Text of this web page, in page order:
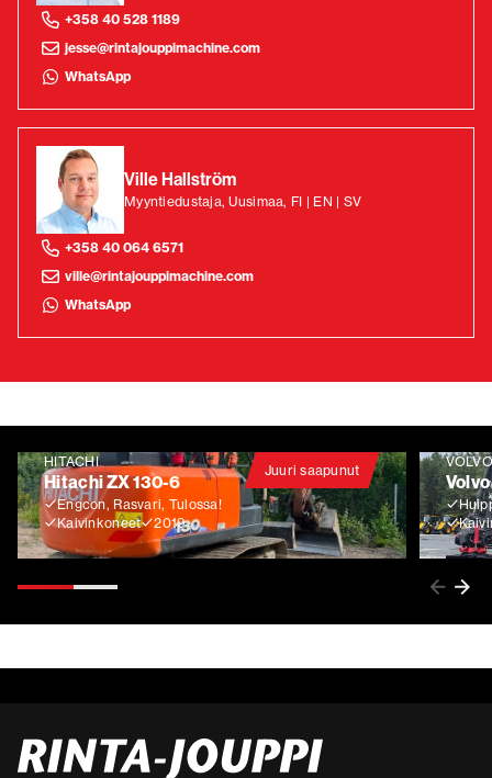
+358 40 528 1189
jesse@rintajouppimachine.com
WhatsApp
Ville Hallström
Myyntiedustaja, Uusimaa, FI | EN | SV
+358 40 064 6571
ville@rintajouppimachine.com
WhatsApp
Juuri saapunut
HITACHI
Hitachi ZX 130-6
Engcon, Rasvari, Tulossa!
Kaivinkoneet
2019
VOLVO
Volvo